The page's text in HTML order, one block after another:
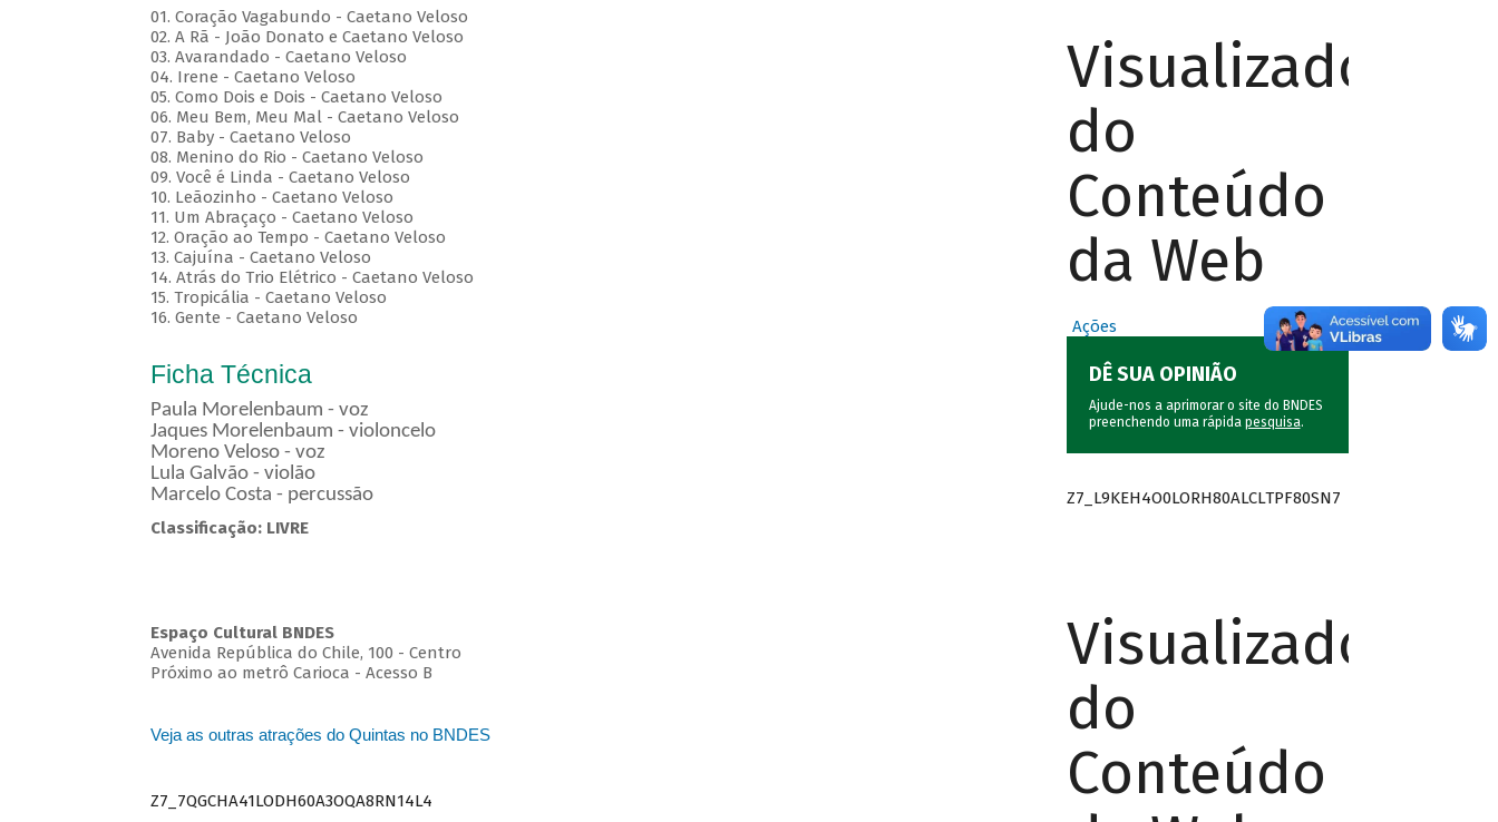
01. Coração Vagabundo - Caetano Veloso
02. A Rã - João Donato e Caetano Veloso
03. Avarandado - Caetano Veloso
04. Irene - Caetano Veloso
05. Como Dois e Dois - Caetano Veloso
06. Meu Bem, Meu Mal - Caetano Veloso
07. Baby - Caetano Veloso
08. Menino do Rio - Caetano Veloso
09. Você é Linda - Caetano Veloso
10. Leãozinho - Caetano Veloso
11. Um Abraçaço - Caetano Veloso
12. Oração ao Tempo - Caetano Veloso
13. Cajuína - Caetano Veloso
14. Atrás do Trio Elétrico - Caetano Veloso
15. Tropicália - Caetano Veloso
16. Gente - Caetano Veloso
Ficha Técnica
Paula Morelenbaum - voz
Jaques Morelenbaum - violoncelo
Moreno Veloso - voz
Lula Galvão - violão
Marcelo Costa - percussão
Classificação: LIVRE
Espaço Cultural BNDES
Avenida República do Chile, 100 - Centro
Próximo ao metrô Carioca - Acesso B
Veja as outras atrações do Quintas no BNDES
Z7_7QGCHA41LODH60A3OQA8RN14L4
Visualizador
do
Conteúdo
da Web
Ações
DÊ SUA OPINIÃO
Ajude-nos a aprimorar o site do BNDES
preenchendo uma rápida pesquisa.
Z7_L9KEH4O0LORH80ALCLTPF80SN7
Visualizador
do
Conteúdo